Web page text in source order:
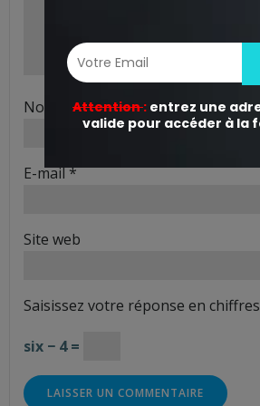
Nom
E-mail*
Site web
Saisissez votre réponse en chiffres
six − 4 =